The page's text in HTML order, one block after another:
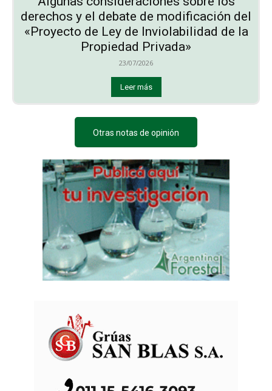
derechos y el debate de modificación del
«Proyecto de Ley de Inviolabilidad de la
Propiedad Privada»
23/07/2026
Leer más
Otras notas de opinión